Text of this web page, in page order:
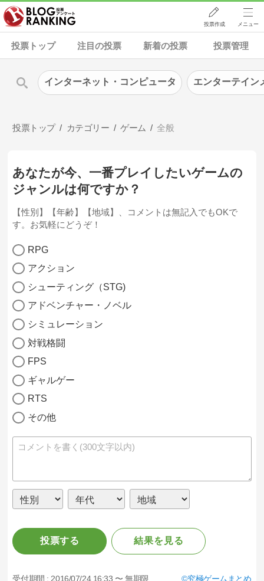
投票作成 メニュー
投票トップ 注目の投票 新着の投票 投票管理
投票トップ カテゴリー ゲーム 全般
あなたが今、一番プレイしたいゲームの
ジャンルは何ですか？
【性別】【年齢】【地域】、コメントは無記入でもOKで
す。お気軽にどうぞ！
RPG
アクション
シューティング（STG)
アドベンチャー・ノベル
シミュレーション
対戦格闘
FPS
ギャルゲー
RTS
その他
投票する 結果を見る
受付期間 : 2016/07/24 16:33 〜 無期限 究極ゲームまとめ
インターネット・コンピュータ エンターテイン